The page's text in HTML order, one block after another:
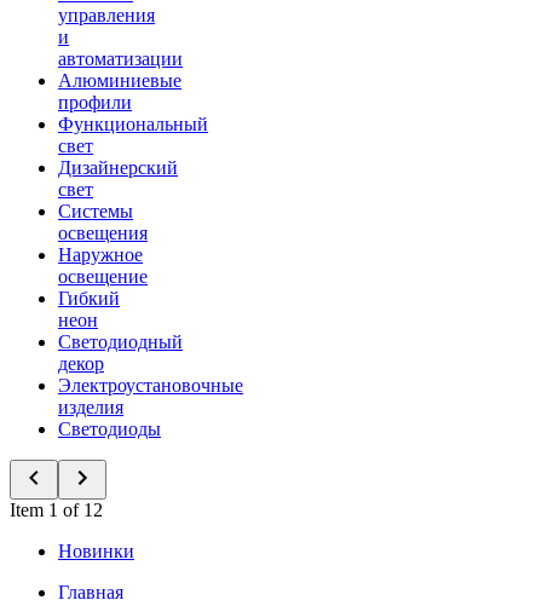
управления
и
автоматизации
Алюминиевые
профили
Функциональный
свет
Дизайнерский
свет
Системы
освещения
Наружное
освещение
Гибкий
неон
Светодиодный
декор
Электроустановочные
изделия
Светодиоды
Item 1 of 12
Новинки
Главная